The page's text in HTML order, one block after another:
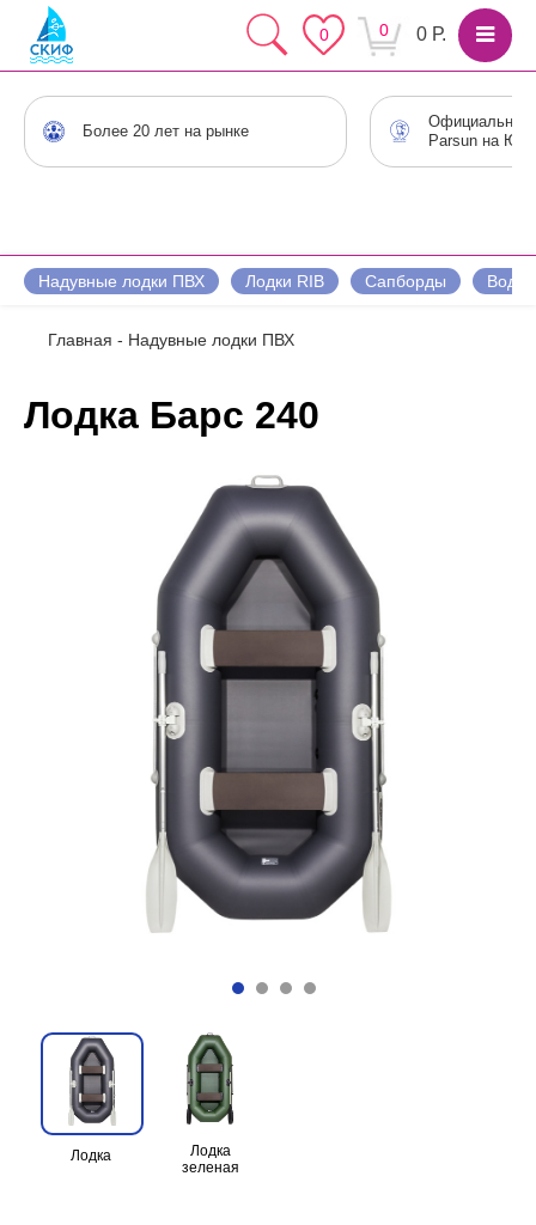
0 Р.
0
0
Более 20 лет на рынке
Официальный
Parsun на
Надувные лодки ПВХ Лодки RIB Сапборды
Главная - Надувные лодки ПВХ
Лодка Барс 240
Лодка
Лодка
зеленая